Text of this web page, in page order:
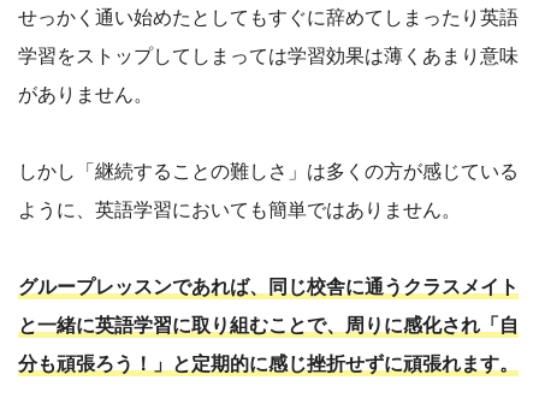
せっかく通い始めたとしてもすぐに辞めてしまったり英語
学習をストップしてしまっては学習効果は薄くあまり意味
がありません。
しかし「継続することの難しさ」は多くの方が感じている
ように、英語学習においても簡単ではありません。
グループレッスンであれば、同じ校舎に通うクラスメイト
と一緒に英語学習に取り組むことで、周りに感化され「自
分も頑張ろう！」と定期的に感じ挫折せずに頑張れます。